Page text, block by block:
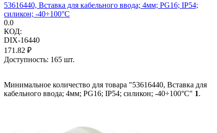
53616440, Вставка для кабельного ввода; 4мм; PG16; IP54;
силикон; -40÷100°C
0.0
КОД:
DIX-16440
171.82 ₽
Доступность: 165 шт.
Минимальное количество для товара "53616440, Вставка для
кабельного ввода; 4мм; PG16; IP54; силикон; -40÷100°C" 1.